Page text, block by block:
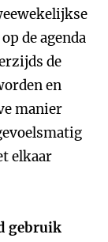
de agenda
de
en
manier
elkaar
gebruik